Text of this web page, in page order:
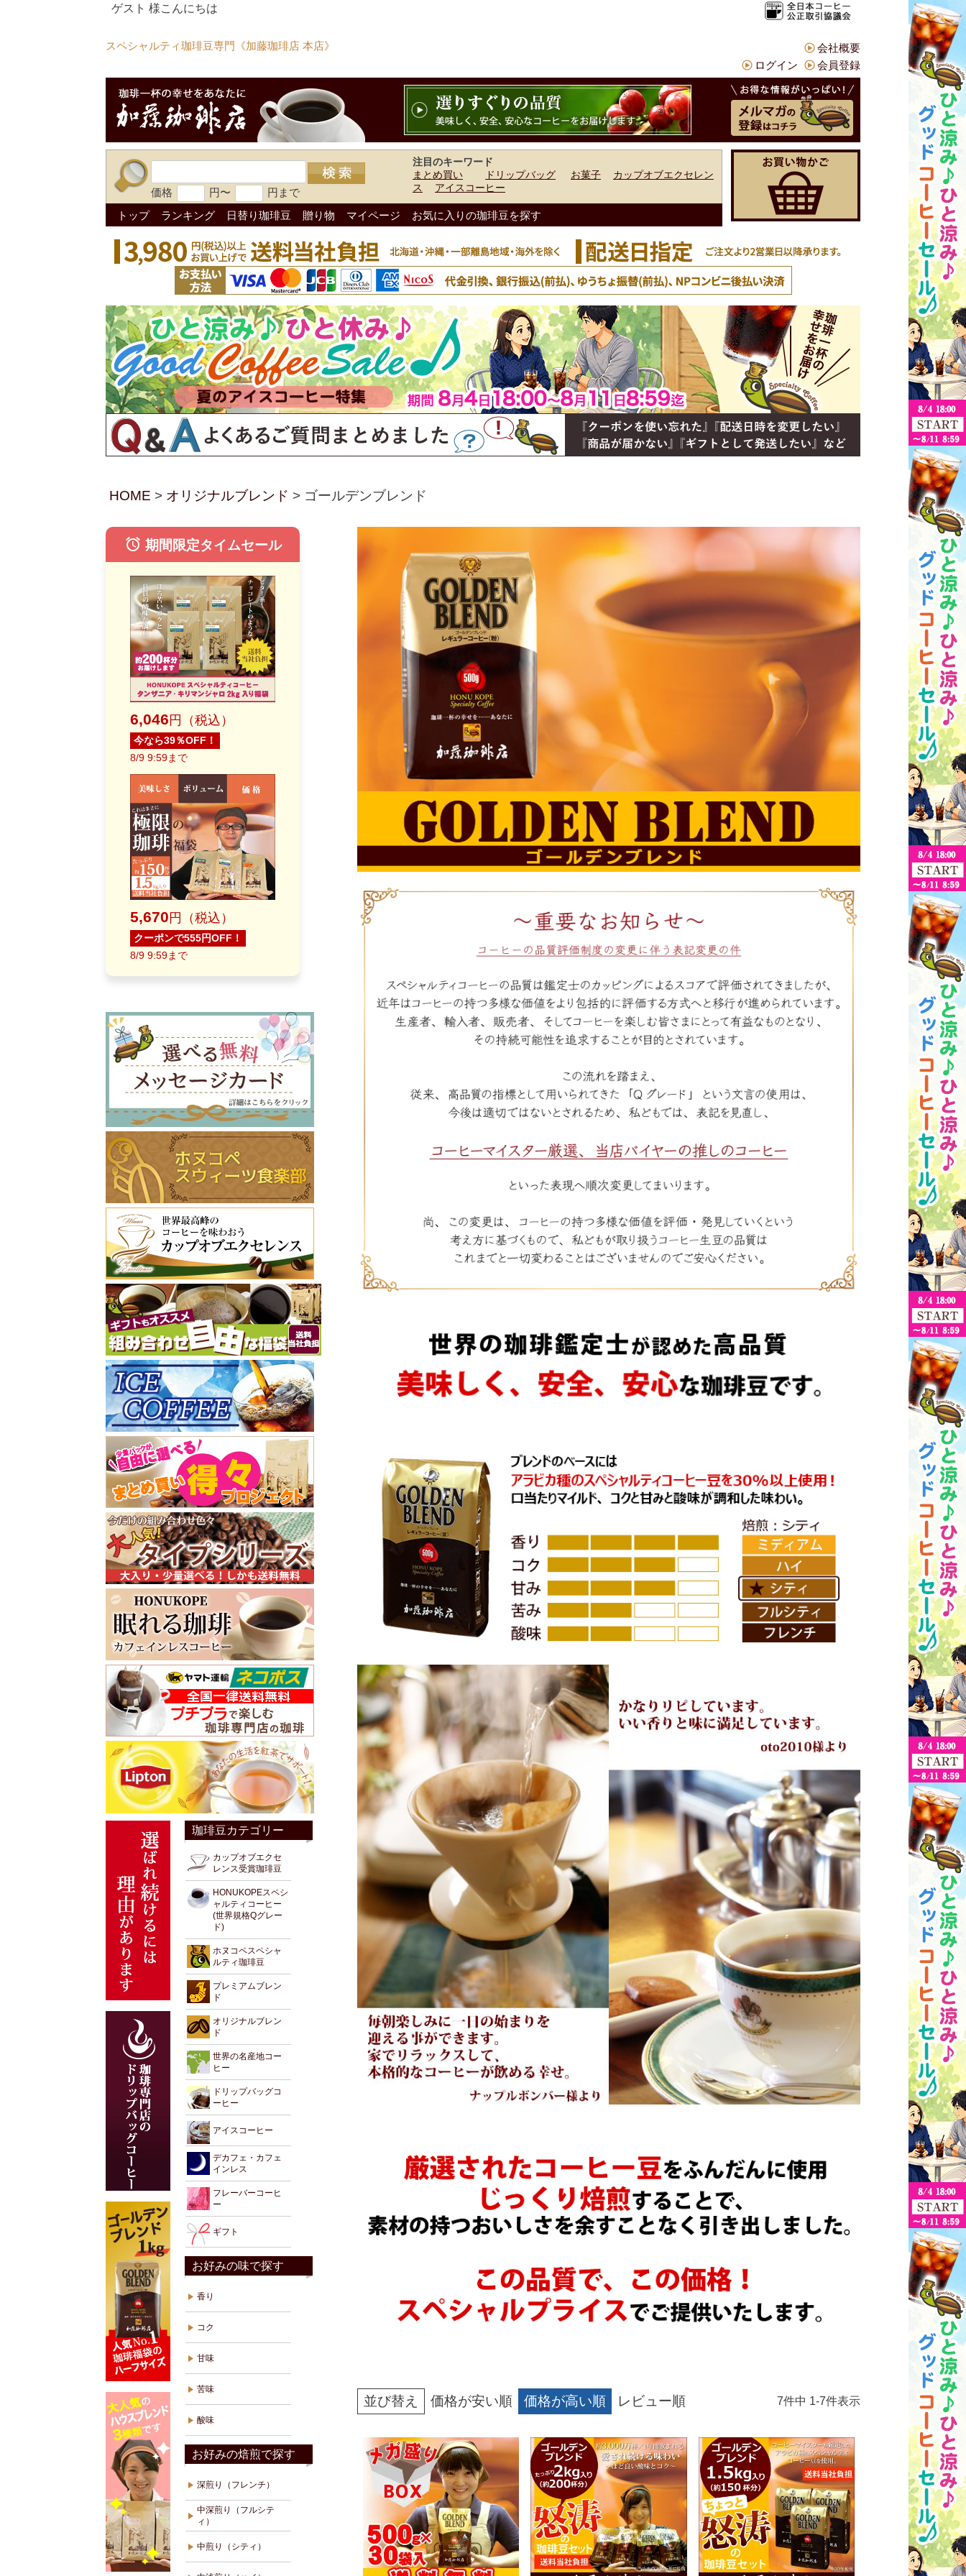
ゲスト 様こんにちは
スペシャルティ珈琲豆専門《加藤珈琲店 本店》
会社概要
ログイン
会員登録
価格 円〜 円まで
注目のキーワード
まとめ買い
ドリップバッグ お菓子
カップオブエクセレン
ス
アイスコーヒー
トップ ランキング 日替り珈琲豆 贈り物 マイページ お気に入りの珈琲豆を探す
HOME オリジナルブレンド ゴールデンブレンド
alarm 期間限定タイムセール
6,046円（税込）
今なら39％OFF！
8/9 9:59まで
5,670 円（税込）
クーポンで555円OFF！
8/9 9:59まで
珈琲豆カテゴリー
カップオブエクセ
レンス受賞珈琲豆
HONUKOPEスペシ
ャルティコーヒー
(世界規格Qグレー
ド)
ホヌコペスペシャ
ルティ珈琲豆
プレミアムブレン
ド
オリジナルブレン
ド
世界の名産地コー
ヒー
ドリップバッグコ
ーヒー
アイスコーヒー
デカフェ・カフェ
インレス
フレーバーコーヒ
ー
ギフト
お好みの味で探す
香り
コク
甘味
苦味
酸味
お好みの焙煎で探す
深煎り（フレンチ）
中深煎り（フルシテ
ィ）
中煎り（シティ）
並び替え 価格が安い順 価格が高い順 レビュー順 7件中 1-7件表示